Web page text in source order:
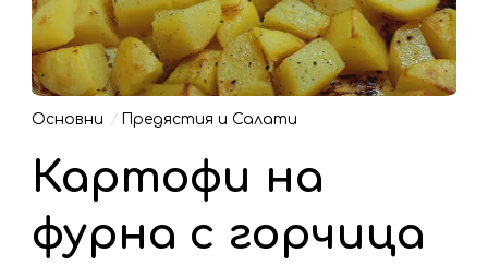
Основни Предястия и Салати
Картофи на
фурна с горчица